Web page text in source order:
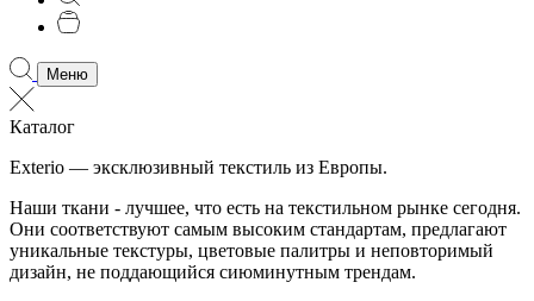
Меню
Каталог
Exterio — эксклюзивный текстиль из Европы.
Наши ткани - лучшее, что есть на текстильном рынке сегодня.
Они соответствуют самым высоким стандартам, предлагают
уникальные текстуры, цветовые палитры и неповторимый
дизайн, не поддающийся сиюминутным трендам.